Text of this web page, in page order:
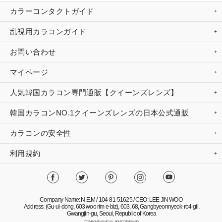
カラーコンタクトガイド
乱視用カラコンガイド
お問い合わせ
マイページ
人気韓国カラコン専門通販【クイーンズレンズ】
韓国カラコンNO.1クイーンズレンズの日本公式通販
カラコンの安全性
利用規約
Company Name: N.E.M / 104-81-51625 / CEO: LEE JIN WOO
Address: (Gu-ui-dong, 603 woo rim e-biz), 603, 68, Gangbyeonnyeok-ro4-gil,
Gwangjin-gu, Seoul, Republic of Korea